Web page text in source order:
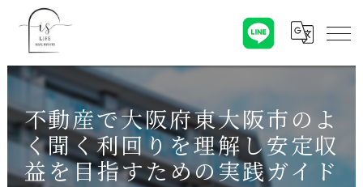
不動産で大阪府東大阪市のよ
く聞く利回りを理解し安定収
益を目指すための実践ガイド